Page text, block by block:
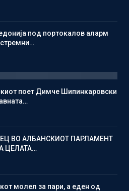
под портокалов аларм
поет Димче Шипинкаровски
ВО АЛБАНСКИОТ ПАРЛАМЕНТ
ЦЕЛАТА…
молел за пари, а еден од